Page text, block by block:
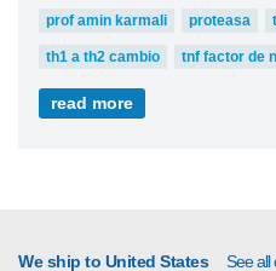
prof amin karmali proteasa
th1 a th2 cambio tnf factor de
read more
We ship to United States See all